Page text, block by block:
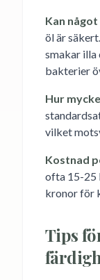
Kan
öl är
smakar illa
bakterier
Hur
vilket
Kostnad
ofta 15-25
kronor för
Tips